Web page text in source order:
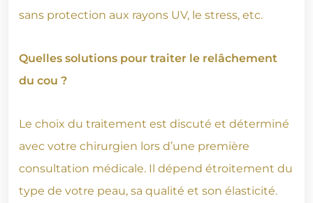
sans protection aux rayons UV, le stress, etc.
Quelles solutions pour traiter le relâchement
du cou ?
Le choix du traitement est discuté et déterminé
avec votre chirurgien lors d’une première
consultation médicale. Il dépend étroitement du
type de votre peau, sa qualité et son élasticité.